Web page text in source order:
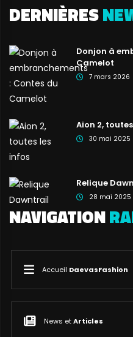
DERNIÈRES
Donjon à
Camelot
7 mars 2026
Aion 2,
30 mai 2025
Relique
28 mai 2025
NAVIGATION
Accueil DaevasFashion
News etArticles